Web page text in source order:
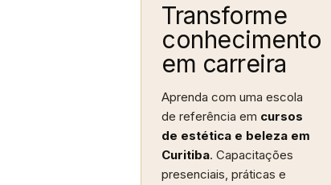
Transforme
conhecimento
em carreira
Aprenda com uma escola
de referência em cursos
de estética e beleza em
Curitiba. Capacitações
presenciais, práticas e